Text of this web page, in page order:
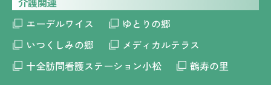
エーデルワイス
ゆとりの郷
いつくしみの郷
メディカルテラス
十全訪問看護ステーション小松
鶴寿の里